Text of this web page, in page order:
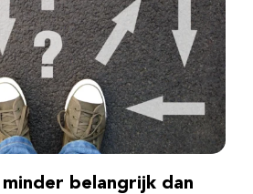
belangrijk dan